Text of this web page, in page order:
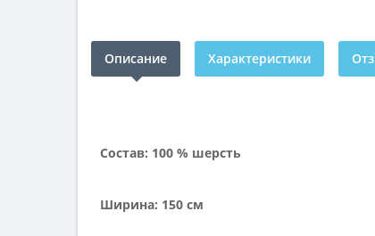
Описание Характеристики
Состав: 100 % шерсть
Ширина: 150 см